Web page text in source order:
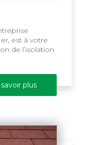
est à votre
de l’isolation
plus